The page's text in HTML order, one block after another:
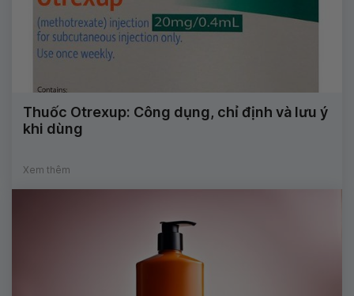
Thuốc Otrexup: Công dụng, chỉ định và lưu ý
khi dùng
Xem thêm